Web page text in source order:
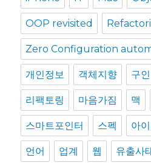
OOP revisited
Zero Configuration
개인정보 객체지향 구인
리팩토링 마음가짐 맥
스마트포인터 스펙 아
언어 업계 웹 유출사